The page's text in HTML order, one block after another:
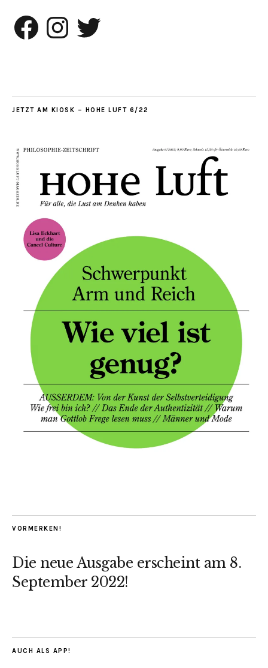
Facebook InstagramTwitter
JETZT AM KIOSK – HOHE LUFT 6/22
VORMERKEN!
Die neue Ausgabe erscheint am 8.
September 2022!
AUCH ALS APP!